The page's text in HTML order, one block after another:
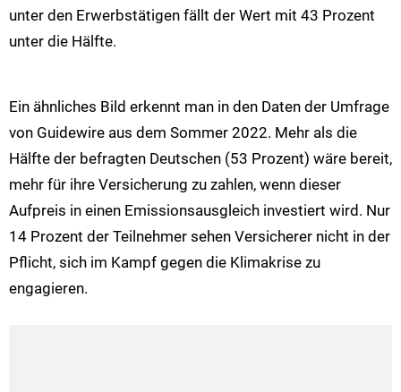
unter den Erwerbstätigen fällt der Wert mit 43 Prozent
unter die Hälfte.
Ein ähnliches Bild erkennt man in den Daten der Umfrage
von Guidewire aus dem Sommer 2022. Mehr als die
Hälfte der befragten Deutschen (53 Prozent) wäre bereit,
mehr für ihre Versicherung zu zahlen, wenn dieser
Aufpreis in einen Emissionsausgleich investiert wird. Nur
14 Prozent der Teilnehmer sehen Versicherer nicht in der
Pflicht, sich im Kampf gegen die Klimakrise zu
engagieren.